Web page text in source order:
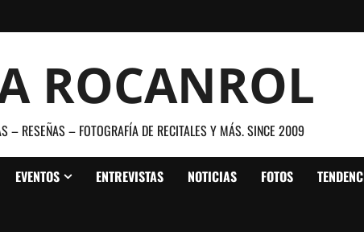
ROCANROL
– RESEÑAS – FOTOGRAFÍA DE RECITALES Y MÁS. SINCE 2009
EVENTOS ENTREVISTAS NOTICIAS FOTOS